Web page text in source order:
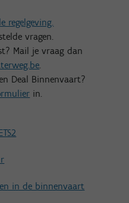
regelgeving.
vragen.
Mail je vraag dan
Deal Binnenvaart?
in.
in de binnenvaart